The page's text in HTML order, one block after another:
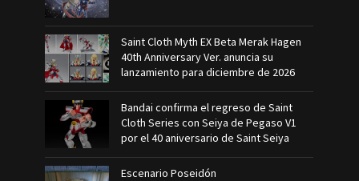
Saint Cloth Myth EX Beta Merak Hagen
40th Anniversary Ver. anuncia su
lanzamiento para diciembre de 2026
Bandai confirma el regreso de Saint
Cloth Series con Seiya de Pegaso V1
por el 40 aniversario de Saint Seiya
Escenario Poseidón